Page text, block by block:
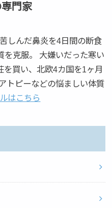
門家
しんだ鼻炎を4日間の断食
を克服。 大嫌いだった寒い
を買い、北欧4カ国を1ヶ月
トピーなどの悩ましい体質
はこちら